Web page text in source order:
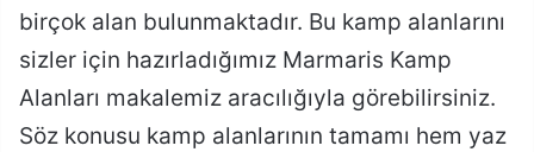
birçok alan bulunmaktadır. Bu kamp alanlarını
sizler için hazırladığımız Marmaris Kamp
Alanları makalemiz aracılığıyla görebilirsiniz.
Söz konusu kamp alanlarının tamamı hem yaz